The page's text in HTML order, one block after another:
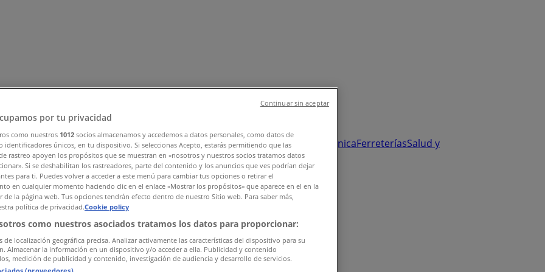
Zapatos y AccesoriosEl Regreso A ClasesHogarFarmacias y Salud ElectrónicaFerreteríasSalud y
y PapeleríasOcioNiñosViajes y EntretenimientoÓpticas
por tu privacidad
como nuestros 1012 socios almacenamos y accedemos a datos personales, como datos de
identificadores únicos, en tu dispositivo. Si seleccionas Acepto, estarás permitiendo que las
rastreo apoyen los propósitos que se muestran en «nosotros y nuestros socios tratamos datos
Si se deshabilitan los rastreadores, parte del contenido y los anuncios que ves podrían dejar
para ti. Puedes volver a acceder a este menú para cambiar tus opciones o retirar el
en cualquier momento haciendo clic en el enlace «Mostrar los propósitos» que aparece en el en la
de la página web. Tus opciones tendrán efecto dentro de nuestro Sitio web. Para saber más,
política de privacidad.Cookie policy
como nuestros asociados tratamos los datos para proporcionar:
de localización geográfica precisa. Analizar activamente las características del dispositivo para su
Almacenar la información en un dispositivo y/o acceder a ella. Publicidad y contenido
medición de publicidad y contenido, investigación de audiencia y desarrollo de servicios.
(proveedores)
Continuar sin aceptar